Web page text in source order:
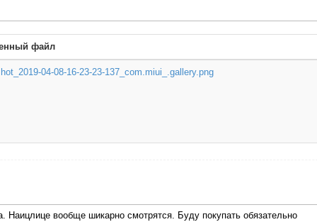
файл
04-08-16-23-23-137_com.miui_.gallery.png
Наицлице вообще шикарно смотрятся. Буду покупать обязательно